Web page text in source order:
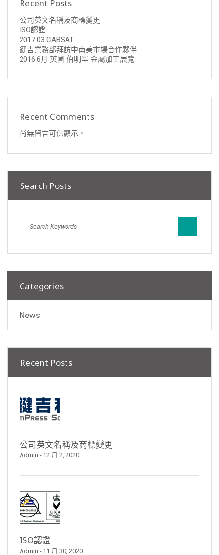
Recent Posts
公司英文名稱及商標變更
ISO認證
2017.03 CABSAT
鍵吉業務部拜訪中南美市場合作夥伴
2016.6月 英國 伯明罕 金屬加工展覽
Recent Comments
尚無留言可供顯示。
Search Posts
Categories
News
Recent Posts
公司英文名稱及商標變更
Admin - 12 月 2, 2020
ISO認證
Admin - 11 月 30, 2020